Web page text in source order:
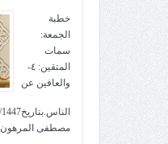
خطبة
الجمعة:
سمات
المتقين: ٤-
والعافين عن
مصطفى المرهون